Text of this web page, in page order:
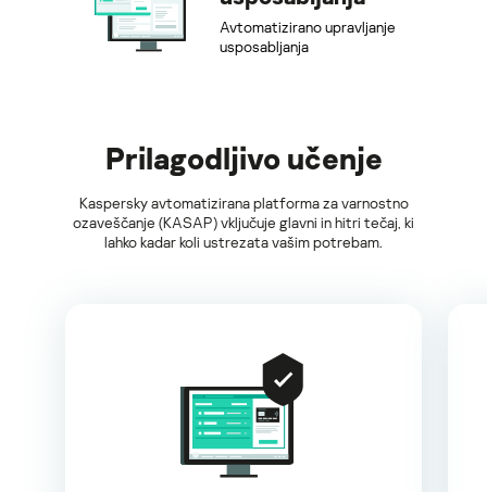
Avtomatizirano upravljanje
usposabljanja
Prilagodljivo učenje
Kaspersky avtomatizirana platforma za varnostno
ozaveščanje (KASAP) vključuje glavni in hitri tečaj, ki
lahko kadar koli ustrezata vašim potrebam.